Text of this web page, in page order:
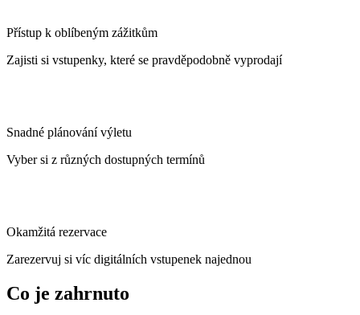
Přístup k oblíbeným zážitkům
Zajisti si vstupenky, které se pravděpodobně vyprodají
Snadné plánování výletu
Vyber si z různých dostupných termínů
Okamžitá rezervace
Zarezervuj si víc digitálních vstupenek najednou
Co je zahrnuto